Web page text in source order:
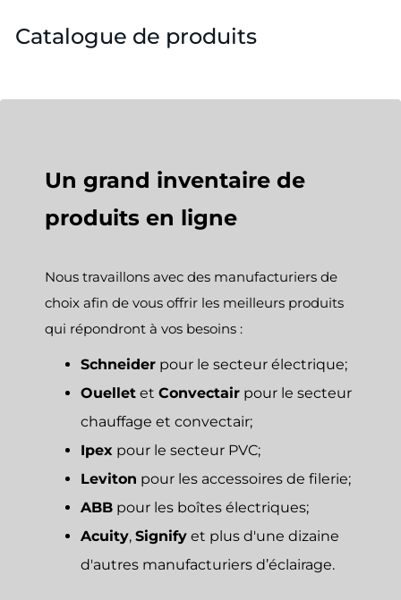
Catalogue de produits
Un grand inventaire de
produits en ligne
Nous travaillons avec des manufacturiers de
choix afin de vous offrir les meilleurs produits
qui répondront à vos besoins :
Schneider pour le secteur électrique;
Ouellet et Convectair pour le secteur
chauffage et convectair;
Ipex pour le secteur PVC;
Leviton pour les accessoires de filerie;
ABB pour les boîtes électriques;
Acuity, Signify et plus d'une dizaine
d'autres manufacturiers d’éclairage.